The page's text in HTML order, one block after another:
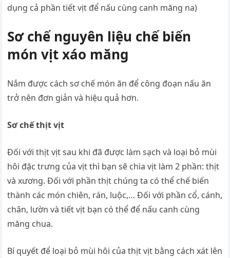
dụng cả phần tiết vịt để nấu cùng canh măng na)
Sơ chế nguyên liệu chế biến
món vịt xáo măng
Nắm được cách sơ chế món ăn để công đoạn nấu ăn
trở nên đơn giản và hiệu quả hơn.
Sơ chế thịt vịt
Đối với thịt vịt sau khi đã được làm sạch và loại bỏ mùi
hôi đặc trưng của vịt thì bạn sẽ chia vịt làm 2 phần: thịt
và xương. Đối với phần thịt chúng ta có thể chế biến
thành các món chiên, rán, luộc,… Đối với phần cổ, cánh,
chân, lườn và tiết vịt bạn có thể để nấu canh cùng
măng chua.
Bí quyết để loại bỏ mùi hôi của thịt vịt bằng cách xát lên